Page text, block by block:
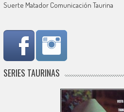
Suerte Matador Comunicación Taurina
SERIES TAURINAS